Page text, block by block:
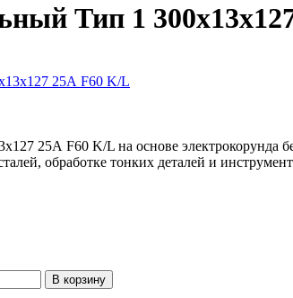
Тип 1
25А F60 K/L на основе электрокорунда
обработке тонких деталей и